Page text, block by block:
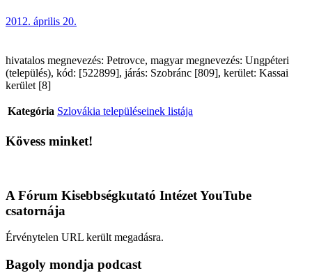
2012. április 20.
hivatalos megnevezés: Petrovce, magyar megnevezés: Ungpéteri
(település), kód: [522899], járás: Szobránc [809], kerület: Kassai
kerület [8]
Kategória Szlovákia településeinek listája
Kövess minket!
A Fórum Kisebbségkutató Intézet YouTube
csatornája
Érvénytelen URL került megadásra.
Bagoly mondja podcast